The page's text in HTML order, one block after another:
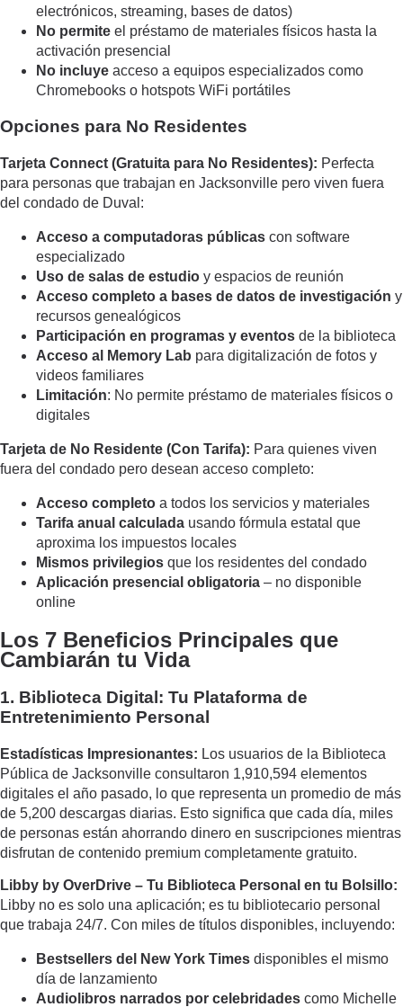
electrónicos, streaming, bases de datos)
No permite el préstamo de materiales físicos hasta la
activación presencial
No incluye acceso a equipos especializados como
Chromebooks o hotspots WiFi portátiles
Opciones para No Residentes
Tarjeta Connect (Gratuita para No Residentes): Perfecta
para personas que trabajan en Jacksonville pero viven fuera
del condado de Duval:
Acceso a computadoras públicas con software
especializado
Uso de salas de estudio y espacios de reunión
Acceso completo a bases de datos de investigación y
recursos genealógicos
Participación en programas y eventos de la biblioteca
Acceso al Memory Lab para digitalización de fotos y
videos familiares
Limitación: No permite préstamo de materiales físicos o
digitales
Tarjeta de No Residente (Con Tarifa): Para quienes viven
fuera del condado pero desean acceso completo:
Acceso completo a todos los servicios y materiales
Tarifa anual calculada usando fórmula estatal que
aproxima los impuestos locales
Mismos privilegios que los residentes del condado
Aplicación presencial obligatoria – no disponible
online
Los 7 Beneficios Principales que
Cambiarán tu Vida
1. Biblioteca Digital: Tu Plataforma de
Entretenimiento Personal
Estadísticas Impresionantes: Los usuarios de la Biblioteca
Pública de Jacksonville consultaron 1,910,594 elementos
digitales el año pasado, lo que representa un promedio de más
de 5,200 descargas diarias. Esto significa que cada día, miles
de personas están ahorrando dinero en suscripciones mientras
disfrutan de contenido premium completamente gratuito.
Libby by OverDrive – Tu Biblioteca Personal en tu Bolsillo:
Libby no es solo una aplicación; es tu bibliotecario personal
que trabaja 24/7. Con miles de títulos disponibles, incluyendo:
Bestsellers del New York Times disponibles el mismo
día de lanzamiento
Audiolibros narrados por celebridades como Michelle